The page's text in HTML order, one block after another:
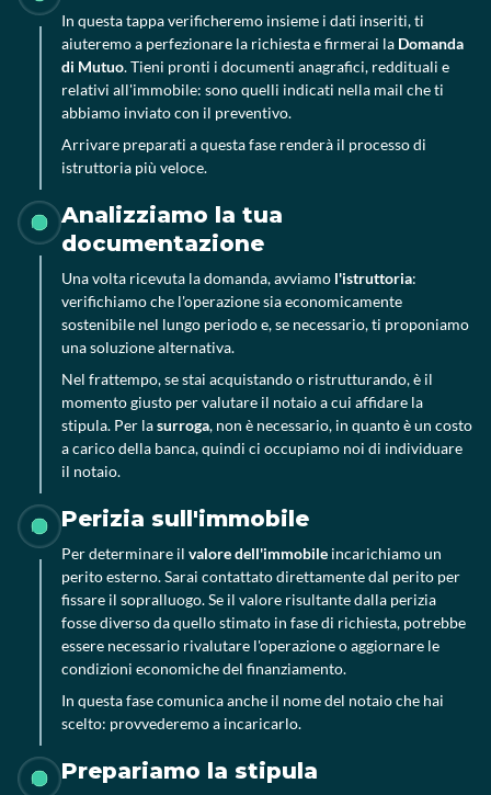
In questa tappa verificheremo insieme i dati inseriti, ti
aiuteremo a perfezionare la richiesta e firmerai la Domanda
di Mutuo. Tieni pronti i documenti anagrafici, reddituali e
relativi all'immobile: sono quelli indicati nella mail che ti
abbiamo inviato con il preventivo.
Arrivare preparati a questa fase renderà il processo di
istruttoria più veloce.
Analizziamo la tua
documentazione
Una volta ricevuta la domanda, avviamo l'istruttoria:
verifichiamo che l'operazione sia economicamente
sostenibile nel lungo periodo e, se necessario, ti proponiamo
una soluzione alternativa.
Nel frattempo, se stai acquistando o ristrutturando, è il
momento giusto per valutare il notaio a cui affidare la
stipula. Per lasurroga, non è necessario, in quanto è un costo
a carico della banca, quindi ci occupiamo noi di individuare
il notaio.
Perizia sull'immobile
Per determinare il valore dell'immobile incarichiamo un
perito esterno. Sarai contattato direttamente dal perito per
fissare il sopralluogo. Se il valore risultante dalla perizia
fosse diverso da quello stimato in fase di richiesta, potrebbe
essere necessario rivalutare l'operazione o aggiornare le
condizioni economiche del finanziamento.
In questa fase comunica anche il nome del notaio che hai
scelto: provvederemo a incaricarlo.
Prepariamo la stipula